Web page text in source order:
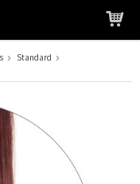
din
Standard